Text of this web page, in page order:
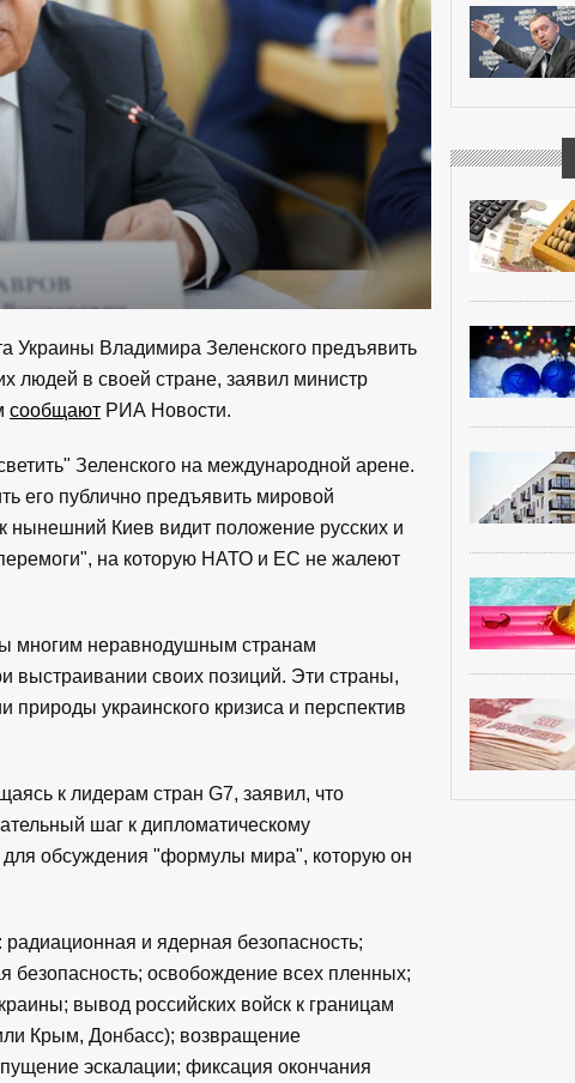
Украины Владимира Зеленского предъявить
людей в своей стране, заявил министр
сообщают РИА Новости.
Зеленского на международной арене.
его публично предъявить мировой
Киев видит положение русских и
на которую НАТО и ЕС не жалеют
многим неравнодушным странам
выстраивании своих позиций. Эти страны,
украинского кризиса и перспектив
к лидерам стран G7, заявил, что
шаг к дипломатическому
обсуждения "формулы мира", которую он
и ядерная безопасность;
безопасность; освобождение всех пленных;
вывод российских войск к границам
Крым, Донбасс); возвращение
эскалации; фиксация окончания